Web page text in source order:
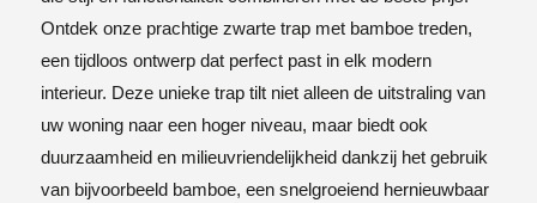
Ontdek onze prachtige zwarte trap met bamboe treden,
een tijdloos ontwerp dat perfect past in elk modern
interieur. Deze unieke trap tilt niet alleen de uitstraling van
uw woning naar een hoger niveau, maar biedt ook
duurzaamheid en milieuvriendelijkheid dankzij het gebruik
van bijvoorbeeld bamboe, een snelgroeiend hernieuwbaar